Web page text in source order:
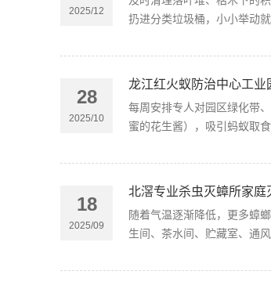
2025/12
扔进分类垃圾桶，小小举动
28
2025/10
龙江红火蚁防治中心工业
每周安排专人对园区绿化带
蜜的花生酱），吸引蚂蚁取
18
2025/09
北滘专业杀虫灭蟑所家庭
随着气温逐渐降低，更多蟑
生间、茶水间、贮藏室、通